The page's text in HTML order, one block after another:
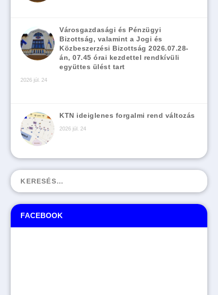
FACEBOOK
Városgazdasági és Pénzügyi
Bizottság, valamint a Jogi és
Közbeszerzési Bizottság 2026.07.28-
án, 07.45 órai kezdettel rendkívüli
együttes ülést tart
2026 júl. 24
KTN ideiglenes forgalmi rend változás
2026 júl. 24